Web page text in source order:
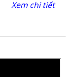
Xem chi tiết